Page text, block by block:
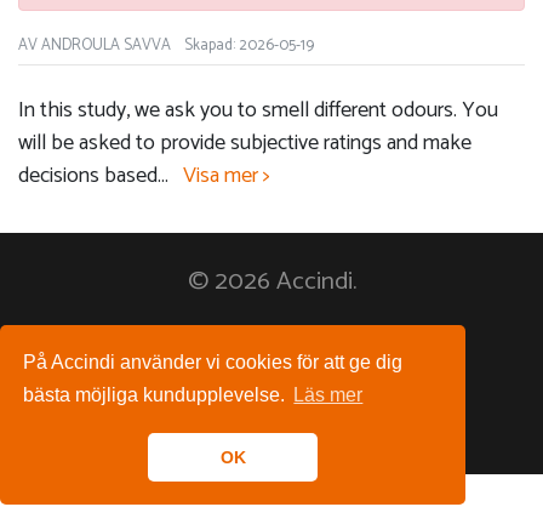
På Accindi använder vi cookies för att ge dig
bästa möjliga kundupplevelse.
Läs mer
OK
AV ANDROULA SAVVA Skapad: 2026-05-19
In this study, we ask you to smell different odours. You
will be asked to provide subjective ratings and make
decisions based... Visa mer >
© 2026 Accindi.